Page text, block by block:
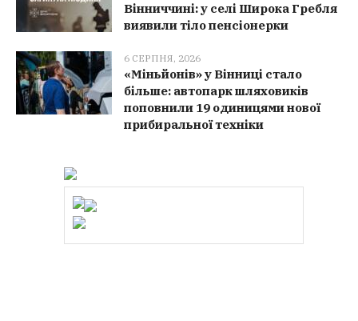
Вінниччині: у селі Широка Гребля
виявили тіло пенсіонерки
6 СЕРПНЯ, 2026
«Міньйонів» у Вінниці стало
більше: автопарк шляховиків
поповнили 19 одиницями нової
прибиральної техніки